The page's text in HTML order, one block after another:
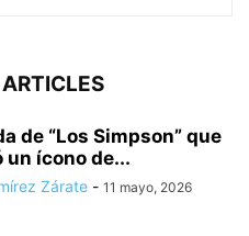
de “Los Simpson” que
un ícono de...
Zárate - 11 mayo, 2026